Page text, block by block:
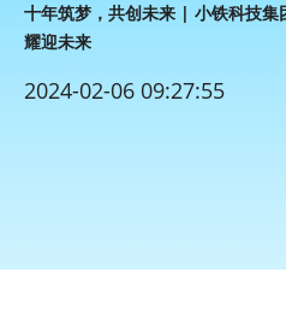
十年筑梦，共创未来 | 小铁科技集
耀迎未来
2024-02-06 09:27:55